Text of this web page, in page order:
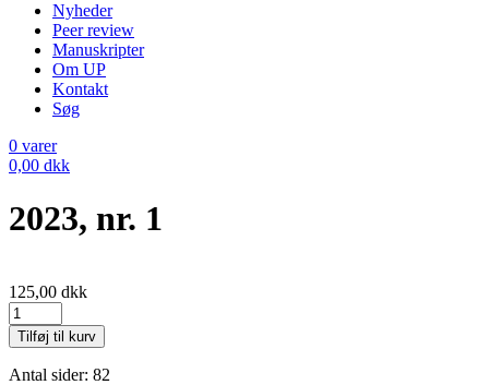
Nyheder
Peer review
Manuskripter
Om UP
Kontakt
Søg
0 varer
0,00 dkk
2023, nr. 1
125,00 dkk
2023,
nr.
1
antal
Tilføj til kurv
Antal sider: 82